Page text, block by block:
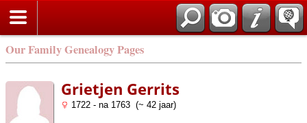
Our Family Genealogy Pages
Grietjen Gerrits
1722 - na 1763 (~ 42 jaar)